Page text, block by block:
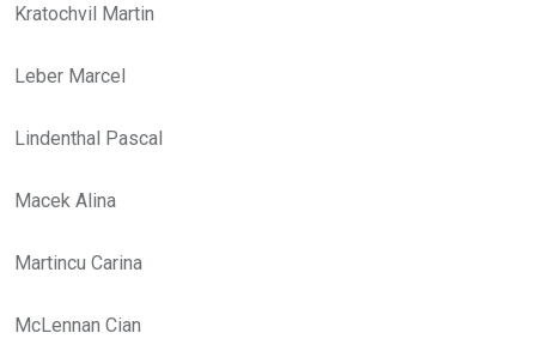
Kratochvil Martin
Leber Marcel
Lindenthal Pascal
Macek Alina
Martincu Carina
McLennan Cian